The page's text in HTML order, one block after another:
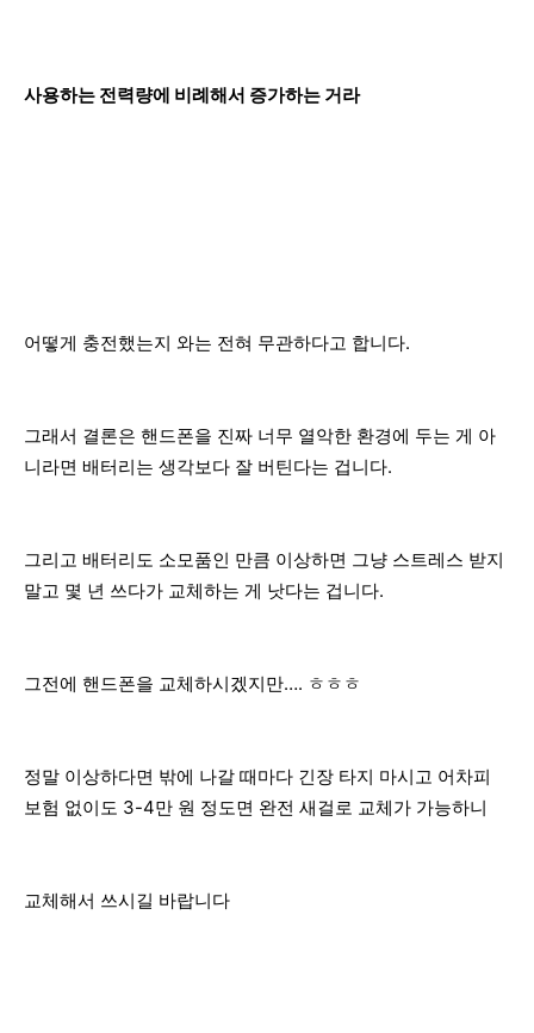
사용하는 전력량에 비례해서 증가하는 거라
어떻게 충전했는지 와는 전혀 무관하다고 합니다.
그래서 결론은 핸드폰을 진짜 너무 열악한 환경에 두는 게 아
니라면 배터리는 생각보다 잘 버틴다는 겁니다.
그리고 배터리도 소모품인 만큼 이상하면 그냥 스트레스 받지
말고 몇 년 쓰다가 교체하는 게 낫다는 겁니다.
그전에 핸드폰을 교체하시겠지만…. ㅎㅎㅎ
정말 이상하다면 밖에 나갈 때마다 긴장 타지 마시고 어차피
보험 없이도 3-4만 원 정도면 완전 새걸로 교체가 가능하니
교체해서 쓰시길 바랍니다